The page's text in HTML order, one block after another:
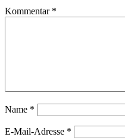
Kommentar *
Name *
E-Mail-Adresse *